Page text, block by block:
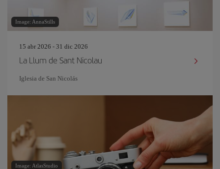
Image: AnnaStills
15 abr 2026 - 31 dic 2026
La Llum de Sant Nicolau
Iglesia de San Nicolás
Image: AtlasStudio